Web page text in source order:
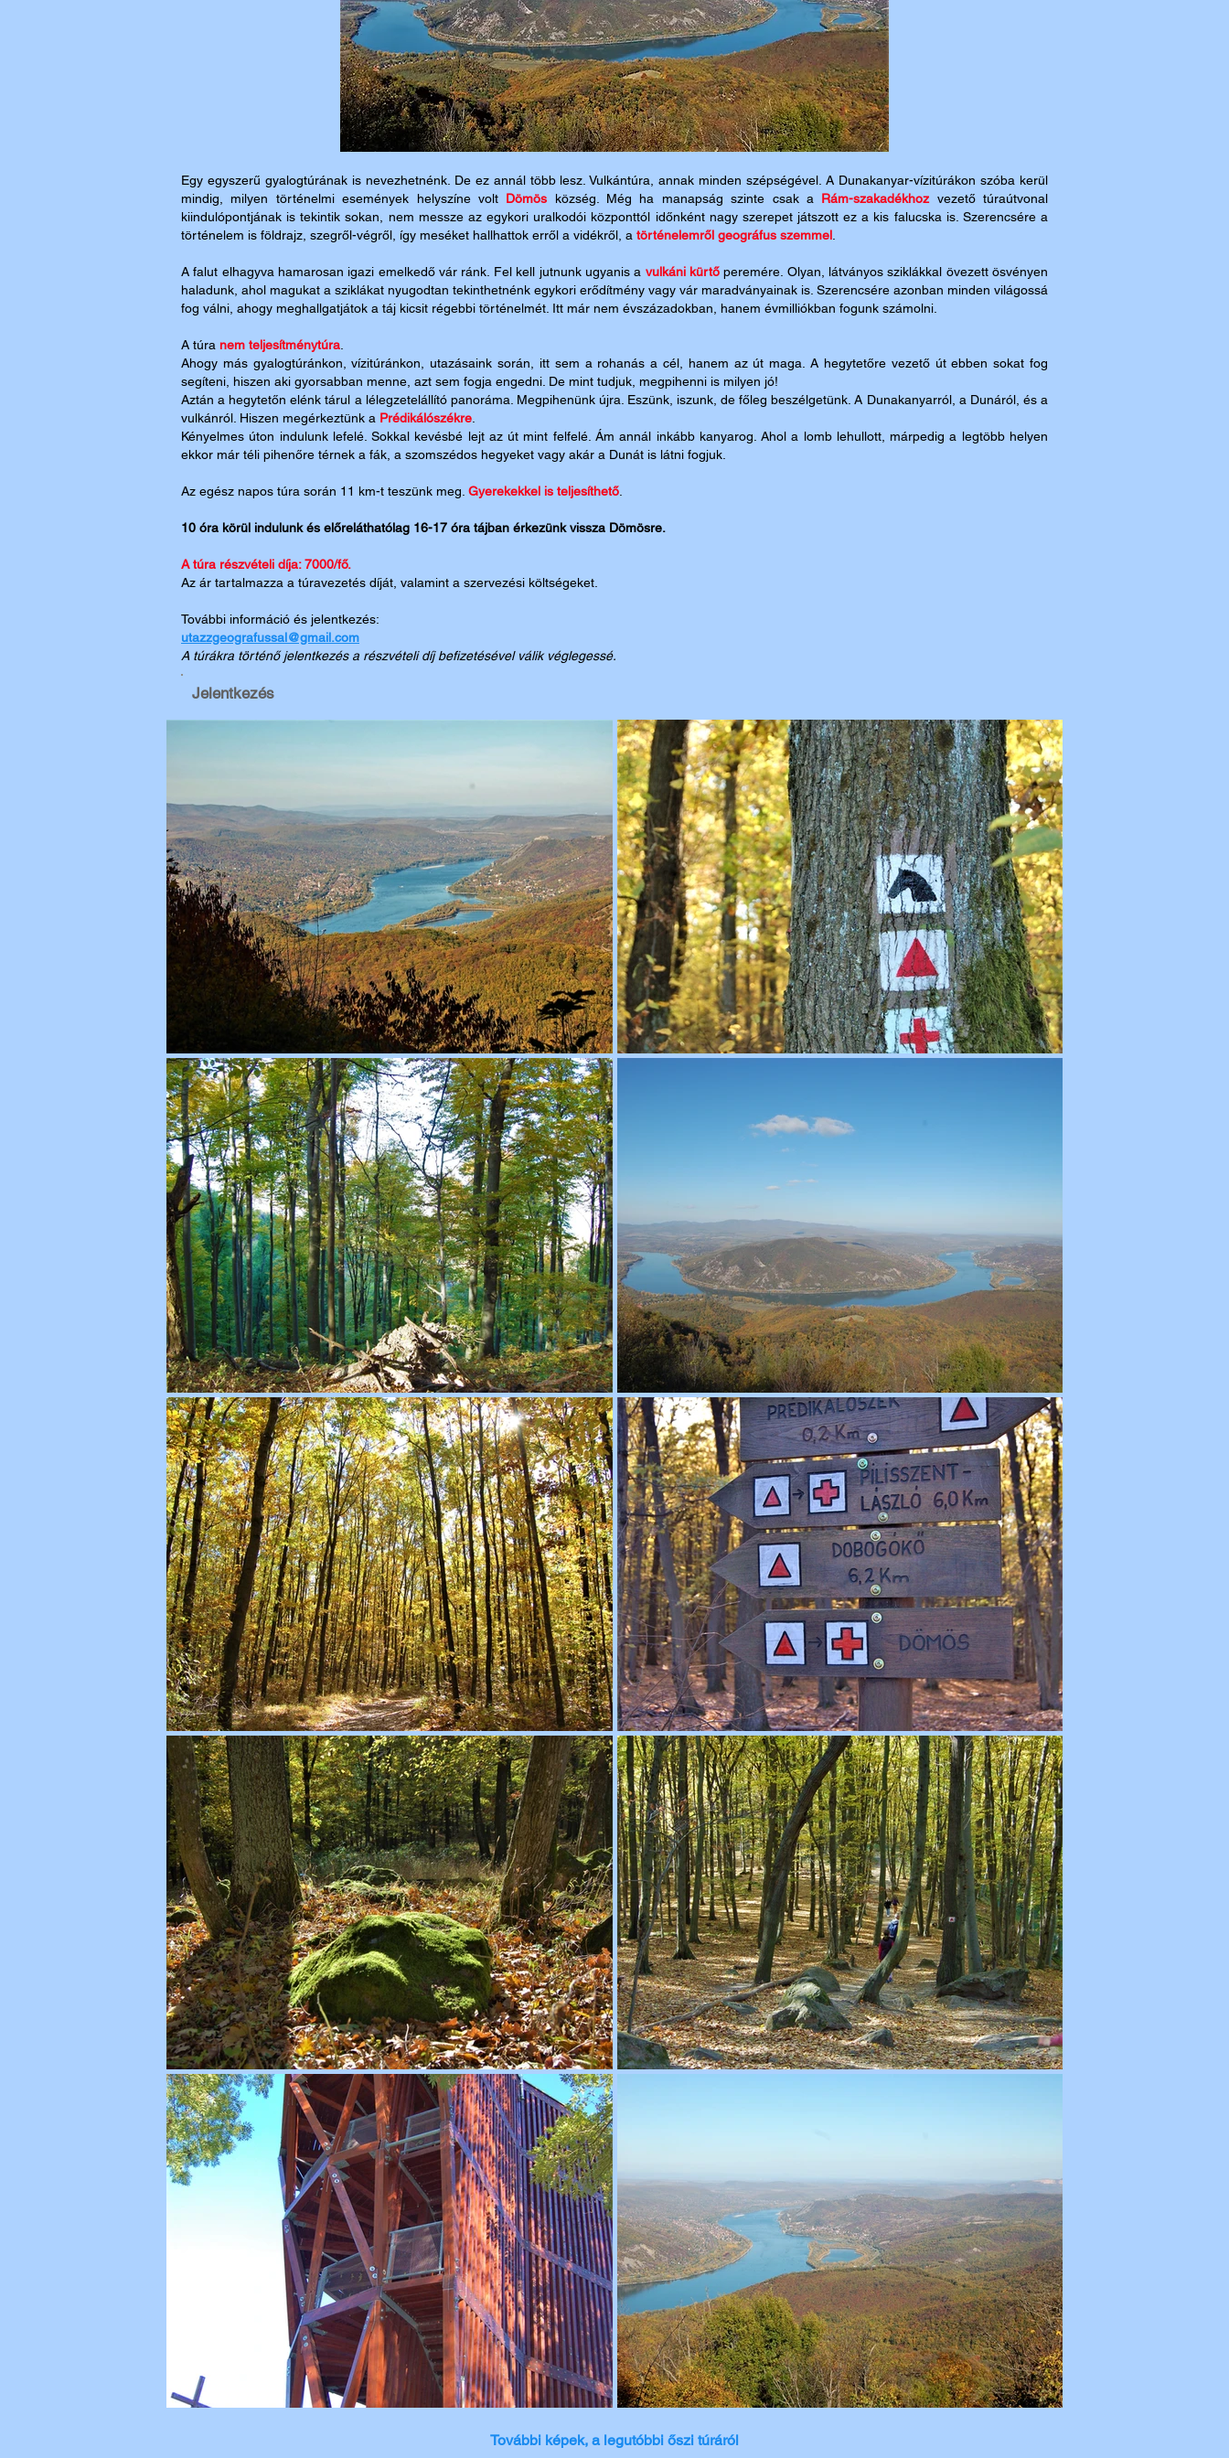
Egy egyszerű gyalogtúrának is nevezhetnénk. De ez annál több lesz. Vulkántúra, annak minden szépségével. A Dunakanyar-vízitúrákon szóba kerül
mindig, milyen történelmi események helyszíne volt Dömös község. Még ha manapság szinte csak a Rám-szakadékhoz vezető túraútvonal
kiindulópontjának is tekintik sokan, nem messze az egykori uralkodói központtól időnként nagy szerepet játszott ez a kis falucska is. Szerencsére a
történelem is földrajz, szegről-végről, így meséket hallhattok erről a vidékről, a történelemről geográfus szemmel
A falut elhagyva hamarosan igazi emelkedő vár ránk. Fel kell jutnunk ugyanis a vulkáni kürtőperemére. Olyan, látványos sziklákkal övezett ösvényen
haladunk, ahol magukat a sziklákat nyugodtan tekinthetnénk egykori erődítmény vagy vár maradványainak is. Szerencsére azonban minden világossá
fog válni, ahogy meghallgatjátok a táj kicsit régebbi történelmét. Itt már nem évszázadokban, hanem évmilliókban fogunk számolni.
A túra nem teljesítménytúra
Ahogy más gyalogtúránkon, vízitúránkon, utazásaink során, itt sem a rohanás a cél, hanem az út maga. A hegytetőre vezető út ebben sokat fog
segíteni, hiszen aki gyorsabban menne, azt sem fogja engedni. De mint tudjuk, megpihenni is milyen jó!
Aztán a hegytetőn elénk tárul a lélegzetelállító panoráma. Megpihenünk újra. Eszünk, iszunk, de főleg beszélgetünk. A Dunakanyarról, a Dunáról, és a
vulkánról. Hiszen megérkeztünk a Prédikálószékre
Kényelmes úton indulunk lefelé. Sokkal kevésbé lejt az út mint felfelé. Ám annál inkább kanyarog. Ahol a lomb lehullott, márpedig a legtöbb helyen
ekkor már téli pihenőre térnek a fák, a szomszédos hegyeket vagy akár a Dunát is látni fogjuk.
Az egész napos túra során 11 km-t teszünk meg. Gyerekekkel is teljesíthető
10 óra körül indulunk és előreláthatólag 16-17 óra tájban érkezünk vissza Dömösre.
A túra részvételi díja: 7000/fő.
Az ár tartalmazza a túravezetés díját, valamint a szervezési költségeket.
További információ és jelentkezés:
utazzgeografussal@gmail.com
A túrákra történő jelentkezés a részvételi díj befizetésével válik véglegessé.
Jelentkezés
További képek, a legutóbbi őszi túráról